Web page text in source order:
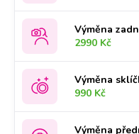
Výměna
2990 Kč
Výměna
990 Kč
Výměna